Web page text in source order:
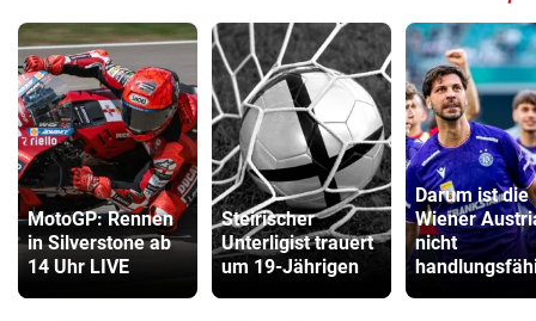
MotoGP: Rennen
in Silverstone ab
14 Uhr LIVE
Steirischer
Unterligist trauert
um 19-Jährigen
Darum ist die
Wiener
nicht